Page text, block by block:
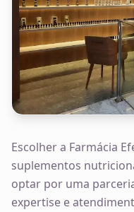
Escolher a Farmácia
suplementos
optar por uma
expertise e